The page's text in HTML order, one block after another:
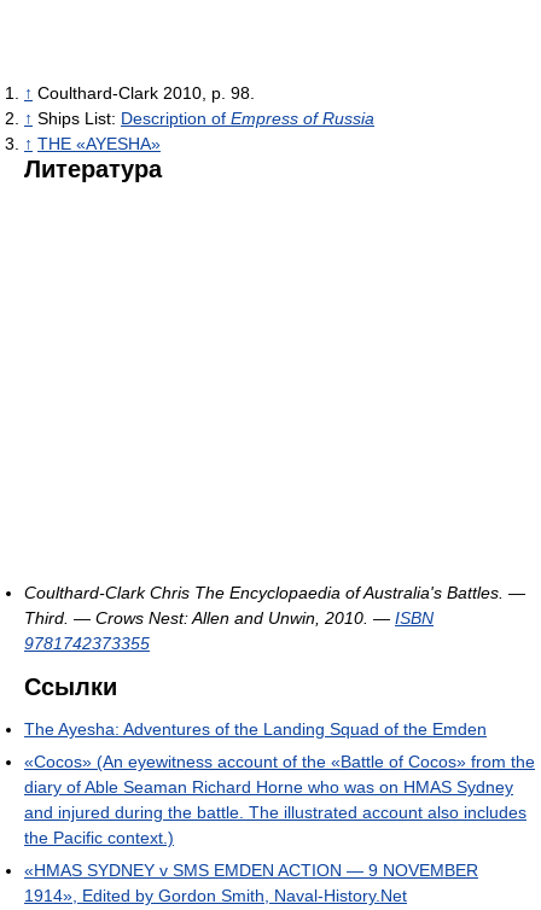
↑ Coulthard-Clark 2010, p. 98.
↑ Ships List: Description of Empress of Russia
↑ THE «AYESHA»
Литература
Coulthard-Clark Chris The Encyclopaedia of Australia's Battles. —
Third. — Crows Nest: Allen and Unwin, 2010. — ISBN
9781742373355
Ссылки
The Ayesha: Adventures of the Landing Squad of the Emden
«Cocos» (An eyewitness account of the «Battle of Cocos» from the
diary of Able Seaman Richard Horne who was on HMAS Sydney
and injured during the battle. The illustrated account also includes
the Pacific context.)
«HMAS SYDNEY v SMS EMDEN ACTION — 9 NOVEMBER
1914», Edited by Gordon Smith, Naval-History.Net